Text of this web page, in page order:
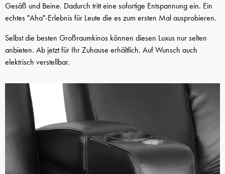
Gesäß und Beine. Dadurch tritt eine sofortige Entspannung ein. Ein
echtes "Aha"-Erlebnis für Leute die es zum ersten Mal ausprobieren.
Selbst die besten Großraumkinos können diesen Luxus nur selten
anbieten. Ab jetzt für Ihr Zuhause erhältlich. Auf Wunsch auch
elektrisch verstellbar.